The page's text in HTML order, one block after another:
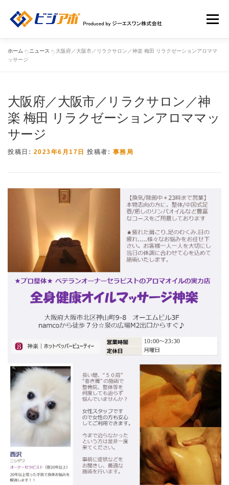
メニュー
HOME
店舗広告一覧 新規ユーザー登録申請 ログイン
ホーム »ニュース »大阪府／大阪市／リラクサロン／神楽 梅田 リラクゼーションアロママ
ッサージ
大阪府／大阪市／リラクサロン／神
楽 梅田 リラクゼーションアロママッ
サージ
投稿日: 2023年6月17日 投稿者: 事務局